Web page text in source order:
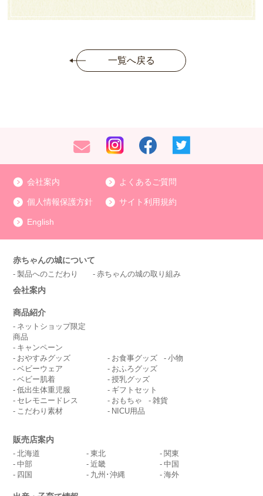
一覧へ戻る
会社案内 よくあるご質問
個人情報保護方針 サイト利用規約
English
赤ちゃんの城について
製品へのこだわり 赤ちゃんの城の取り組み
会社案内
商品紹介
ネットショップ限定
商品
キャンペーン
おやすみグッズ
ベビーウェア
ベビー肌着
低出生体重児服
セレモニードレス
こだわり素材
お食事グッズ
小物
おふろグッズ
授乳グッズ
ギフトセット
おもちゃ
雑貨
NICU用品
販売店案内
北海道 東北
関東
中部
近畿
中国
四国
九州･沖縄 海外